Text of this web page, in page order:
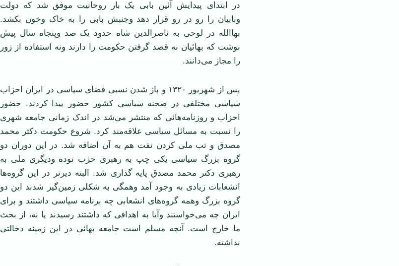
در ابتدای پیدایش آئین بابی یک بار روحانیت موفق شد که دولت
وبابیان را رو در رو قرار دهد وجنبش بابی را به خاک وخون بکشد.
بهاالله در لوحی به ناصرالدین شاه حدود یک صد وپنجاه سال پیش
نوشت که بهائیان نه قصد گرفتن حکومت را دارند ونه استفاده از زور
را مجاز می‌دانند.
پس از شهریور ۱۳۲۰ و باز شدن نسبی فضای سیاسی در ایران احزاب
سیاسی مختلفی در صحنه سیاسی کشور حضور پیدا کردند. حضور
احزاب و روزنامه‌هائی که منتشر می‌شد در اندک زمانی جامعه شهری
را نسبت به مسائل سیاسی علاقه‌مند کرد. شروع حکومت دکتر محمد
مصدق و تب ملی کردن نفت هم به آن اضافه شد. در این دوران دو
گروه بزرگ سیاسی یکی چپ به رهبری حزب توده ودیگری ملی به
رهبری دکتر محمد مصدق پایه گذاری شد. البته دیر‌تر در این گروه‌ها
انشعابات زیادی به وجود آمد وهمگی به شکلی زمین‌گیر شدند این دو
گروه بزرگ وهمه گروه‌های انشعابی چه برنامه سیاسی داشتند و برای
ایران چه می‌خواستند وآیا به اهدافی که داشتند رسیدند یا نه، از بحث
ما خارج است. آنچه مسلم است جامعه بهائی در این زمینه دخالتی
نداشته.